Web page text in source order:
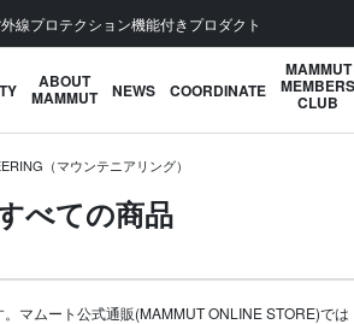
【5,500円 (税込) 以上 送料無料】
ABOUT
MAMMUT NEWS COORDINATE
MAMMUT
MEMBERS
CLUB
（マウンテニアリング）
べての商品
マムート公式通販(MAMMUT ONLINE STORE)では